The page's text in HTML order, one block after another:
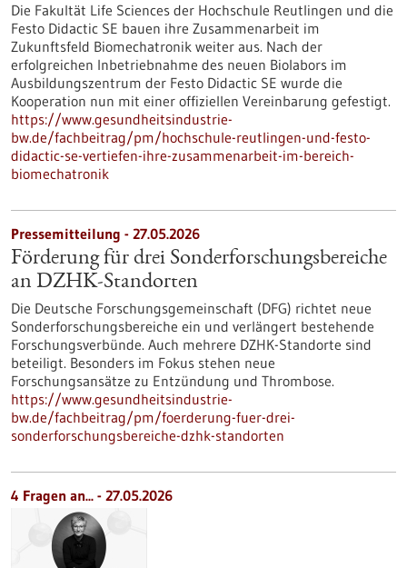
Die Fakultät Life Sciences der Hochschule Reutlingen und die
Festo Didactic SE bauen ihre Zusammenarbeit im
Zukunftsfeld Biomechatronik weiter aus. Nach der
erfolgreichen Inbetriebnahme des neuen Biolabors im
Ausbildungszentrum der Festo Didactic SE wurde die
Kooperation nun mit einer offiziellen Vereinbarung gefestigt.
https://www.gesundheitsindustrie-
bw.de/fachbeitrag/pm/hochschule-reutlingen-und-festo-
didactic-se-vertiefen-ihre-zusammenarbeit-im-bereich-
biomechatronik
Pressemitteilung - 27.05.2026
Förderung für drei Sonderforschungsbereiche
an DZHK-Standorten
Die Deutsche Forschungsgemeinschaft (DFG) richtet neue
Sonderforschungsbereiche ein und verlängert bestehende
Forschungsverbünde. Auch mehrere DZHK-Standorte sind
beteiligt. Besonders im Fokus stehen neue
Forschungsansätze zu Entzündung und Thrombose.
https://www.gesundheitsindustrie-
bw.de/fachbeitrag/pm/foerderung-fuer-drei-
sonderforschungsbereiche-dzhk-standorten
4 Fragen an... - 27.05.2026